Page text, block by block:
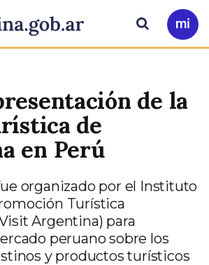
principal
Ir
a
Buscar
de la
de
en Perú
organizado por el Instituto
Turística
Argentina) para
peruano sobre los
y productos turísticos